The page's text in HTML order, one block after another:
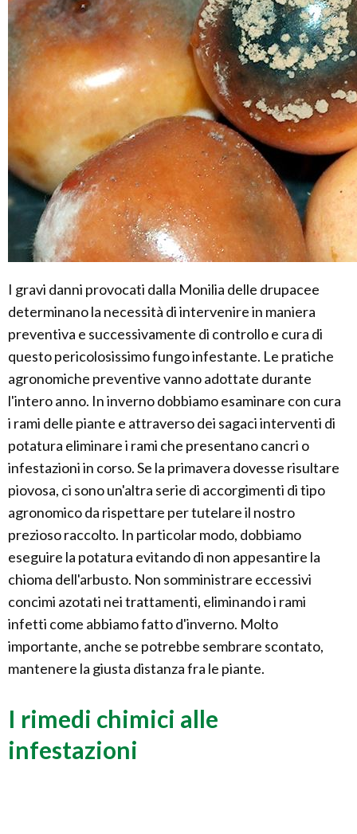
I gravi danni provocati dalla Monilia delle drupacee
determinano la necessità di intervenire in maniera
preventiva e successivamente di controllo e cura di
questo pericolosissimo fungo infestante. Le pratiche
agronomiche preventive vanno adottate durante
l'intero anno. In inverno dobbiamo esaminare con cura
i rami delle piante e attraverso dei sagaci interventi di
potatura eliminare i rami che presentano cancri o
infestazioni in corso. Se la primavera dovesse risultare
piovosa, ci sono un'altra serie di accorgimenti di tipo
agronomico da rispettare per tutelare il nostro
prezioso raccolto. In particolar modo, dobbiamo
eseguire la potatura evitando di non appesantire la
chioma dell'arbusto. Non somministrare eccessivi
concimi azotati nei trattamenti, eliminando i rami
infetti come abbiamo fatto d'inverno. Molto
importante, anche se potrebbe sembrare scontato,
mantenere la giusta distanza fra le piante.
I rimedi chimici alle
infestazioni